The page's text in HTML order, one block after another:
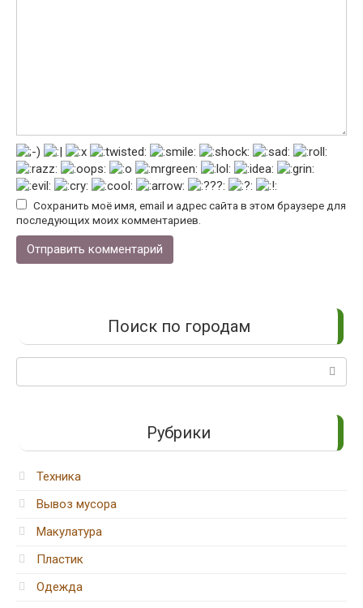
Сохранить моё имя, email и адрес сайта в этом браузере для
последующих моих комментариев.
Поиск по городам
Поиск:
Рубрики
Техника
Вывоз мусора
Макулатура
Пластик
Одежда